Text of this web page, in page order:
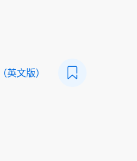
文版）